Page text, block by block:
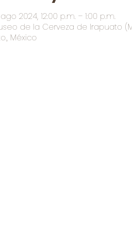
ago 2024, 12:00 p.m. – 1:00 p.m.
de la Cerveza de Irapuato
México